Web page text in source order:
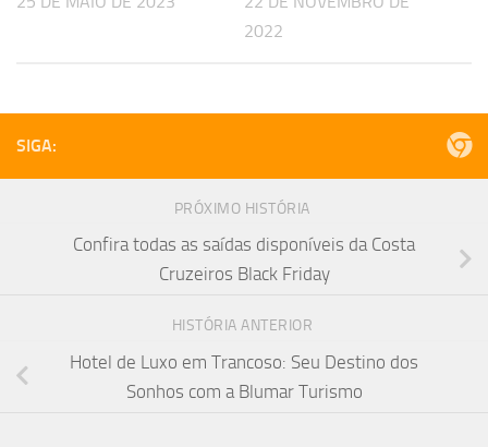
2022
SIGA:
PRÓXIMO HISTÓRIA
Confira todas as saídas disponíveis da Costa
Cruzeiros Black Friday
HISTÓRIA ANTERIOR
Hotel de Luxo em Trancoso: Seu Destino dos
Sonhos com a Blumar Turismo